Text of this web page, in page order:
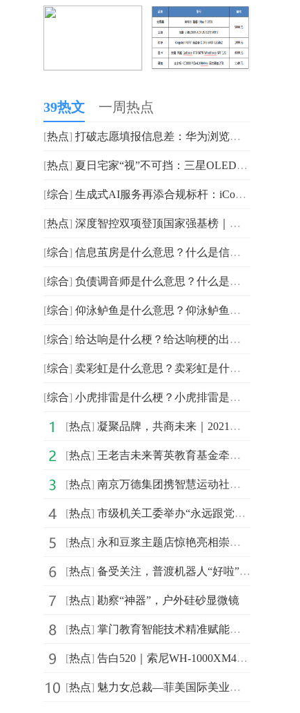
39热文 一周热点
[热点] 打破志愿填报信息差：华为浏览器推出小艺高考Agent一站式
[热点] 夏日宅家“视”不可挡：三星OLED系列解锁全感官沉浸娱乐
[综合] 生成式AI服务再添合规标杆：iCourt旗下AlphaGPT完成备案
[热点] 深度智控双项登顶国家强基榜｜领跑AI节能赛道，从中国强
[综合] 信息茧房是什么意思？什么是信息茧房？
[综合] 负债调音师是什么意思？什么是负债调音师？
[综合] 仰泳鲈鱼是什么意思？仰泳鲈鱼是什么梗？
[综合] 给达响是什么梗？给达响梗的出处含义
[综合] 卖彩虹是什么意思？卖彩虹是什么梗？
[综合] 小虎排雷是什么梗？小虎排雷是什么意思？
[热点] 凝聚品牌，共商未来｜2021中国企业品牌建设峰会暨媒体发
[热点] 王老吉未来菁英教育基金牵手汕头大学首设 “刺柠吉奖学
[热点] 南京万德集团携智慧运动社区解决方案精彩亮相2021体博会
[热点] 市级机关工委举办“永远跟党走，建功新时代”庆祝建党百
[热点] 永和豆浆主题店惊艳亮相崇明花博会，成新晋网红打卡地
[热点] 备受关注，普渡机器人“好啦”亮相2021中国连锁餐饮峰会
[热点] 勘察“神器”，户外硅砂显微镜
[热点] 掌门教育智能技术精准赋能个性化教学 品质课程助力信息
[热点] 告白520｜索尼WH-1000XM4头戴降噪耳机静谧白限量版心动发布
[热点] 魅力女总裁—菲美国际美业综合平台创始人，菲菲！